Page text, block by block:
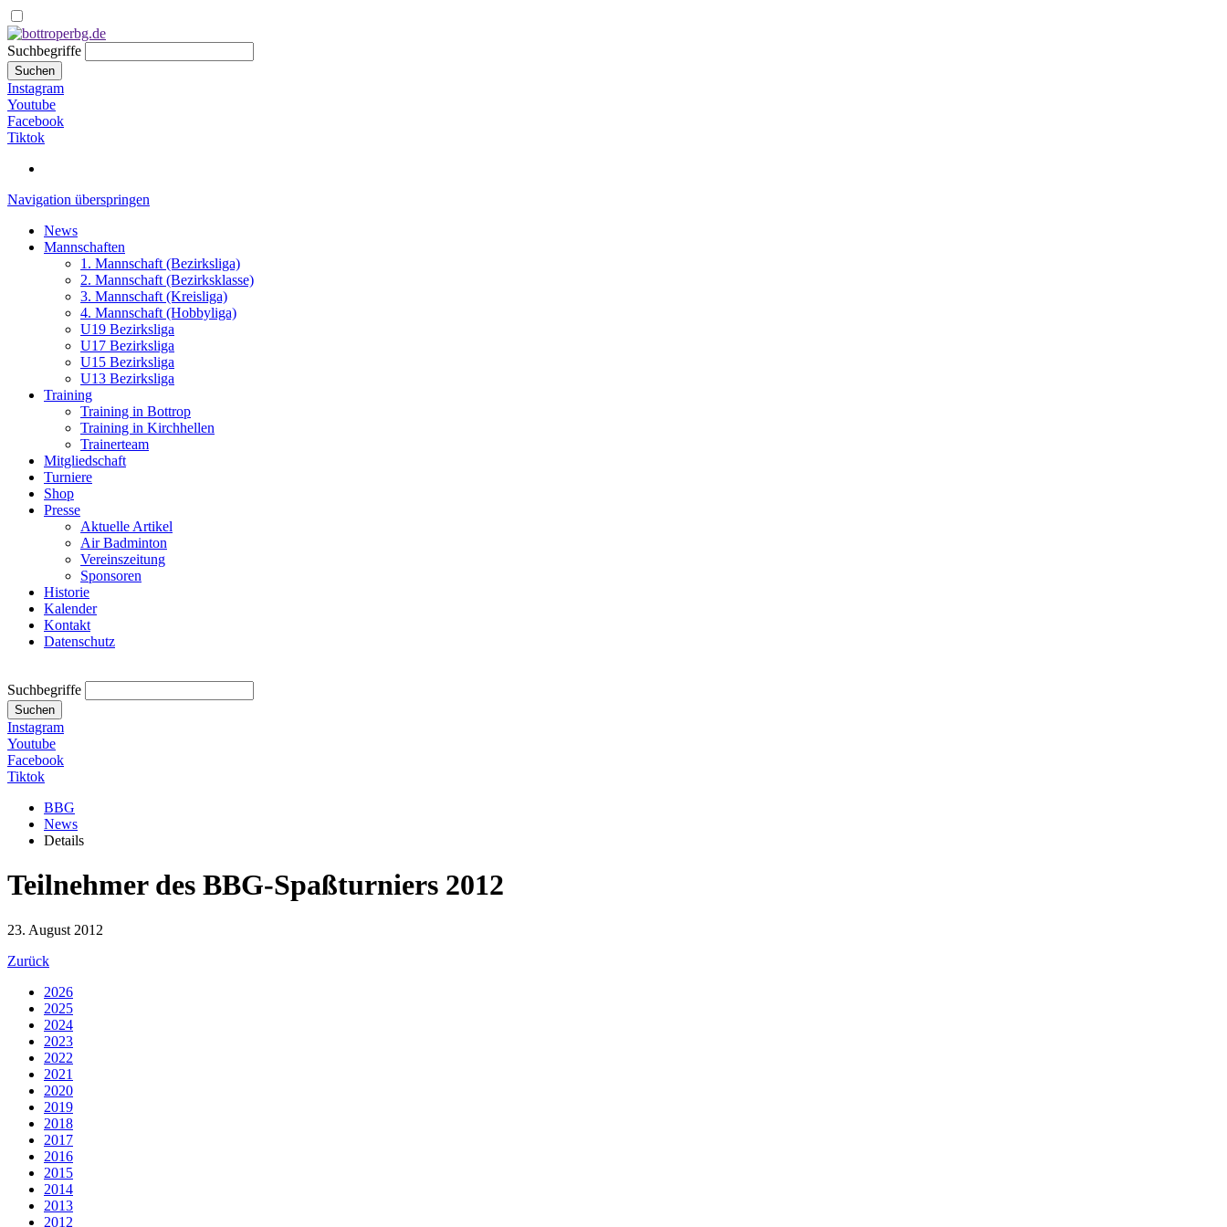
Suchbegriffe
Suchen
Instagram
Youtube
Facebook
Tiktok
Navigation überspringen
News
Mannschaften
1. Mannschaft (Bezirksliga)
2. Mannschaft (Bezirksklasse)
3. Mannschaft (Kreisliga)
4. Mannschaft (Hobbyliga)
U19 Bezirksliga
U17 Bezirksliga
U15 Bezirksliga
U13 Bezirksliga
Training
Training in Bottrop
Training in Kirchhellen
Trainerteam
Mitgliedschaft
Turniere
Shop
Presse
Aktuelle Artikel
Air Badminton
Vereinszeitung
Sponsoren
Historie
Kalender
Kontakt
Datenschutz
Suchbegriffe
Suchen
Instagram
Youtube
Facebook
Tiktok
BBG
News
Details
Teilnehmer des BBG-Spaßturniers 2012
23. August 2012
Zurück
2026
2025
2024
2023
2022
2021
2020
2019
2018
2017
2016
2015
2014
2013
2012